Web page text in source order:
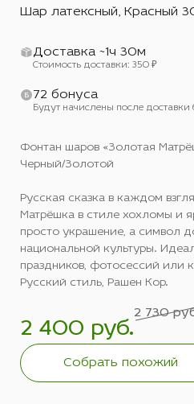
Шар латексный, Красный
Доставка ~1ч 30м
Стоимость доставки: 350 ₽
72 бонуса
Будут начислены после доставки
Фонтан шаров «Золотая
Черный/Золотой
Русская сказка в каждом
Матрёшка в стиле хохломы и
просто украшение, а символ
национальной культуры.
праздников, фотосессий или
Русский стиль, Рашен Кор.
2 400 руб.
2 730
Собрать похожий